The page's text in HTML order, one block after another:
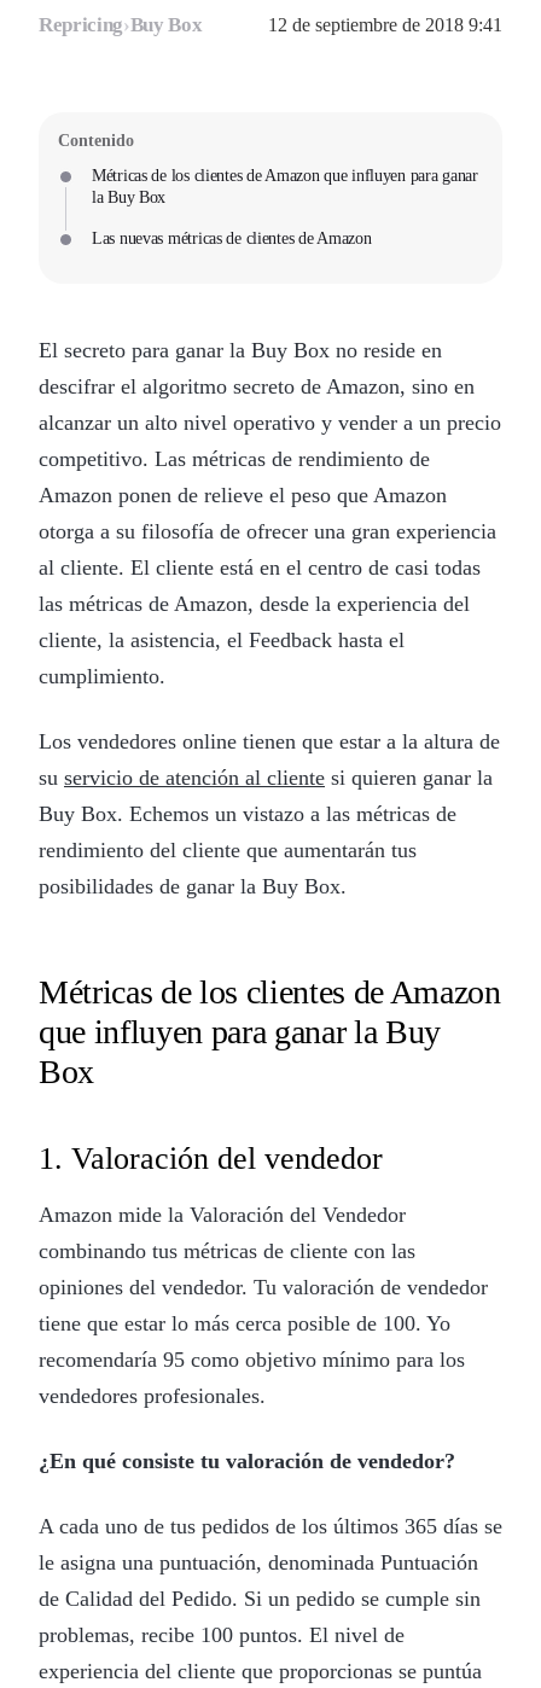
Repricing›Buy Box 12 de septiembre de 2018 9:41
Contenido
Métricas de los clientes de Amazon que influyen para ganar
la Buy Box
Las nuevas métricas de clientes de Amazon
El secreto para ganar la Buy Box no reside en
descifrar el algoritmo secreto de Amazon, sino en
alcanzar un alto nivel operativo y vender a un precio
competitivo. Las métricas de rendimiento de
Amazon ponen de relieve el peso que Amazon
otorga a su filosofía de ofrecer una gran experiencia
al cliente. El cliente está en el centro de casi todas
las métricas de Amazon, desde la experiencia del
cliente, la asistencia, el Feedback hasta el
cumplimiento.
Los vendedores online tienen que estar a la altura de
su servicio de atención al cliente si quieren ganar la
Buy Box. Echemos un vistazo a las métricas de
rendimiento del cliente que aumentarán tus
posibilidades de ganar la Buy Box.
Métricas de los clientes de Amazon
que influyen para ganar la Buy
Box
1. Valoración del vendedor
Amazon mide la Valoración del Vendedor
combinando tus métricas de cliente con las
opiniones del vendedor. Tu valoración de vendedor
tiene que estar lo más cerca posible de 100. Yo
recomendaría 95 como objetivo mínimo para los
vendedores profesionales.
¿En qué consiste tu valoración de vendedor?
A cada uno de tus pedidos de los últimos 365 días se
le asigna una puntuación, denominada Puntuación
de Calidad del Pedido. Si un pedido se cumple sin
problemas, recibe 100 puntos. El nivel de
experiencia del cliente que proporcionas se puntúa